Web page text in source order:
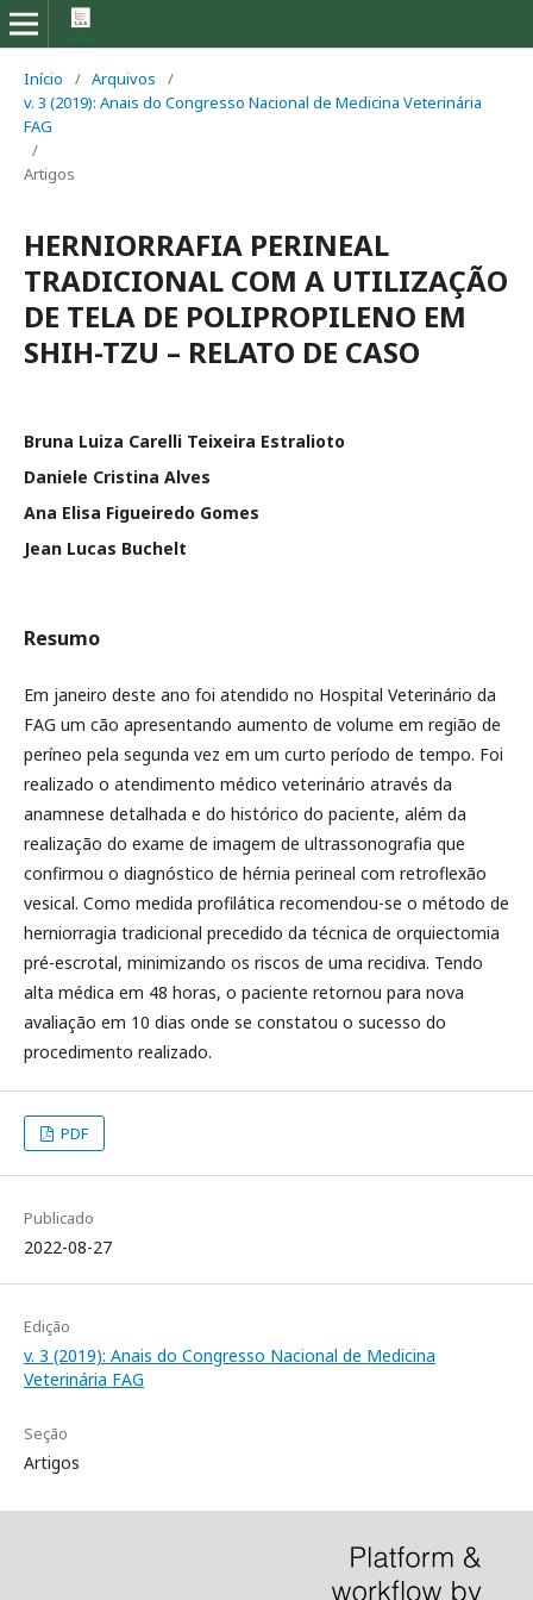
Início / Arquivos
/
v. 3 (2019): Anais do Congresso Nacional de Medicina Veterinária
FAG
/
Artigos
HERNIORRAFIA PERINEAL
TRADICIONAL COM A UTILIZAÇÃO
DE TELA DE POLIPROPILENO EM
SHIH-TZU – RELATO DE CASO
Bruna Luiza Carelli Teixeira Estralioto
Daniele Cristina Alves
Ana Elisa Figueiredo Gomes
Jean Lucas Buchelt
Resumo
Em janeiro deste ano foi atendido no Hospital Veterinário da
FAG um cão apresentando aumento de volume em região de
períneo pela segunda vez em um curto período de tempo. Foi
realizado o atendimento médico veterinário através da
anamnese detalhada e do histórico do paciente, além da
realização do exame de imagem de ultrassonografia que
confirmou o diagnóstico de hérnia perineal com retroflexão
vesical. Como medida profilática recomendou-se o método de
herniorragia tradicional precedido da técnica de orquiectomia
pré-escrotal, minimizando os riscos de uma recidiva. Tendo
alta médica em 48 horas, o paciente retornou para nova
avaliação em 10 dias onde se constatou o sucesso do
procedimento realizado.
PDF
Publicado
2022-08-27
Edição
v. 3 (2019): Anais do Congresso Nacional de Medicina
Veterinária FAG
Seção
Artigos